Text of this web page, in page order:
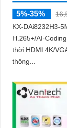
5%-35%
KX-DAi8232H3-
H.265+/AI-Coding,
thời HDMI 4K/
thông...